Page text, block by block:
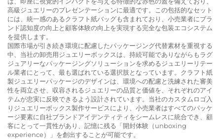
高級ジュエリーのプレゼンテーションに最適です。この包括的なセット
には、統一感のあるクラフト紙バッグも含まれており、小売業者にブラ
ンド認知度の向上と顧客体験の向上を実現する完全な包装エコシステム
を提供します。
国際市場が引き続き環境に配慮したパッケージング代替素材を重視する
中、当社の卸売用ジュエリーボックスは、持続可能でありながらもラグ
ジュアリーなパッケージングソリューションを求めるジュエリーリテー
ル業者にとって、最も選ばれている選択肢となっています。クラフト紙
製ジュエリーパッケージのデザインは、環境への配慮と洗練された審美
性を両立させ、収容されるジュエリーの品質と価値を、それぞれのアイ
テムが忠実に反映できるよう設計されています。当社のカスタムロゴ入
りジュエリーボックス製作サービスにより、小売業者はすべてのパッケ
ージ要素に自社ブランドアイデンティティをシームレスに統合でき、顧
客にとって一貫性があり、記憶に残る「開封体験（unboxing
experience）」を創出することが可能です。